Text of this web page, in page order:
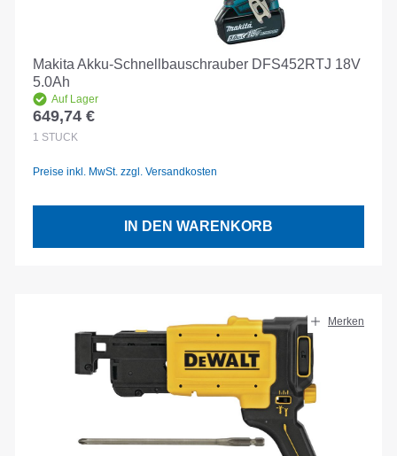
Makita Akku-Schnellbauschrauber DFS452RTJ 18V
5.0Ah
Auf Lager
Regulärer Preis:
649,74 €
1 STÜCK
Preise inkl. MwSt. zzgl. Versandkosten
IN DEN WARENKORB
Merken